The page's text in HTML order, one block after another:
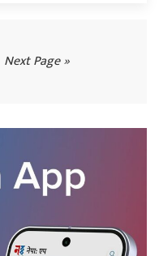
Next Page »